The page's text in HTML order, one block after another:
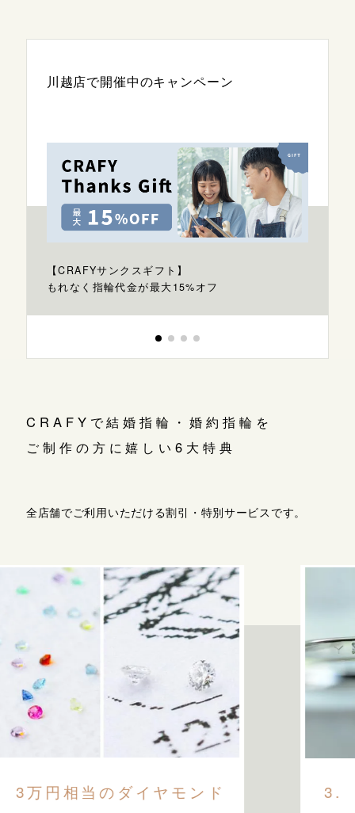
川越店で開催中のキャンペーン
【CRAFYサンクスギフト】
もれなく指輪代金が最大15%オフ
CRAFYで結婚指輪・婚約指輪を
ご制作の方に嬉しい6大特典
全店舗でご利用いただける割引・特別サービスです。
3万円相当のダイヤモンド